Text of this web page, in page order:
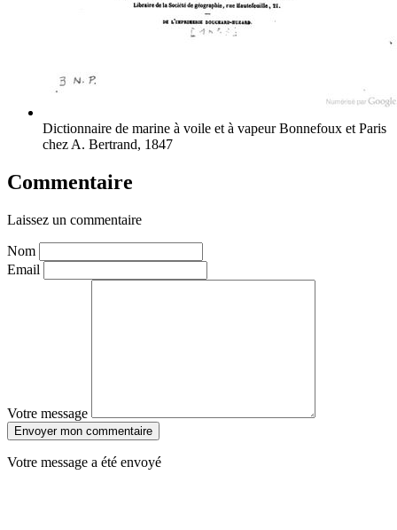
Dictionnaire de marine à voile et à vapeurBonnefoux et Paris
chez A. Bertrand, 1847
Commentaire
Laissez un commentaire
Nom
Email
Votre message
Envoyer mon commentaire
Votre message a été envoyé